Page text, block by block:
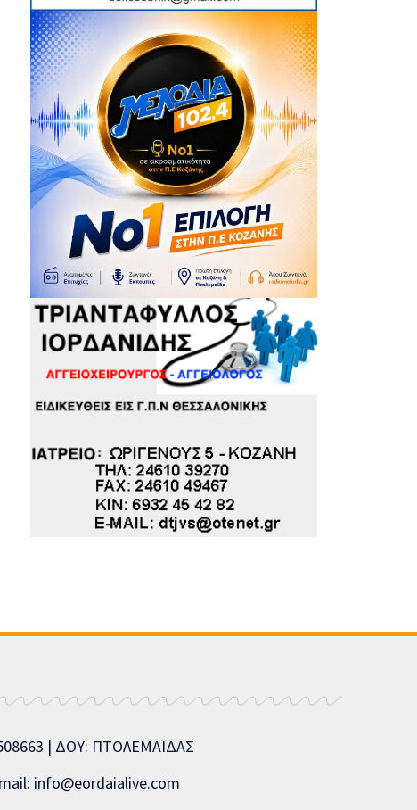
| ΔΟΥ: ΠΤΟΛΕΜΑΪΔΑΣ
info@eordaialive.com